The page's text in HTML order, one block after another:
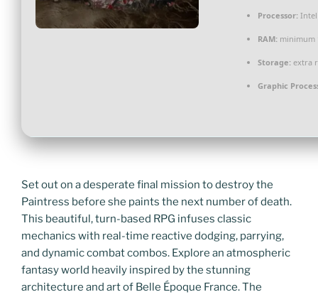
Processor: Intel
RAM: minimum
Storage: extra
Graphic
Set out on a desperate final mission to destroy the
Paintress before she paints the next number of death.
This beautiful, turn-based RPG infuses classic
mechanics with real-time reactive dodging, parrying,
and dynamic combat combos. Explore an atmospheric
fantasy world heavily inspired by the stunning
architecture and art of Belle Époque France. The